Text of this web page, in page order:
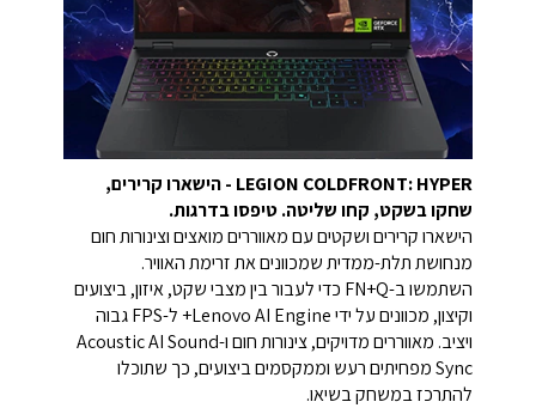
LEGION COLDFRONT: HYPER - הישארו קרירים,
שחקו בשקט, קחו שליטה. טיפסו בדרגות.
הישארו קרירים ושקטים עם מאווררים מואצים וצינורות חום
מנחושת תלת-ממדית שמכוונים את זרימת האוויר.
השתמשו ב-FN+Q כדי לעבור בין מצבי שקט, איזון, ביצועים
וקיצון, מכוונים על ידי Lenovo AI Engine+ ל-FPS גבוה
ויציב. מאווררים מדויקים, צינורות חום ו-Acoustic AI Sound
Sync מפחיתים רעש וממקסמים ביצועים, כך שתוכלו
להתרכז במשחק בשיאו.